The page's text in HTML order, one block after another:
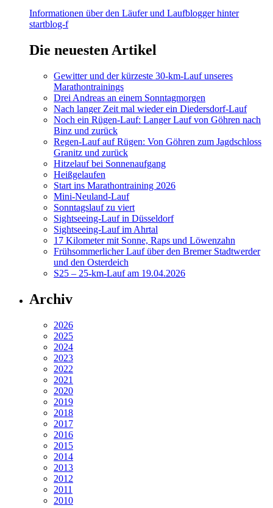
Informationen über den Läufer und Laufblogger hinter
startblog-f
Die neuesten Artikel
Gewitter und der kürzeste 30-km-Lauf unseres
Marathontrainings
Drei Andreas an einem Sonntagmorgen
Nach langer Zeit mal wieder ein Diedersdorf-Lauf
Noch ein Rügen-Lauf: Langer Lauf von Göhren nach
Binz und zurück
Regen-Lauf auf Rügen: Von Göhren zum Jagdschloss
Granitz und zurück
Hitzelauf bei Sonnenaufgang
Heißgelaufen
Start ins Marathontraining 2026
Mini-Neuland-Lauf
Sonntagslauf zu viert
Sightseeing-Lauf in Düsseldorf
Sightseeing-Lauf im Ahrtal
17 Kilometer mit Sonne, Raps und Löwenzahn
Frühsommerlicher Lauf über den Bremer Stadtwerder
und den Osterdeich
S25 – 25-km-Lauf am 19.04.2026
Archiv
2026
2025
2024
2023
2022
2021
2020
2019
2018
2017
2016
2015
2014
2013
2012
2011
2010